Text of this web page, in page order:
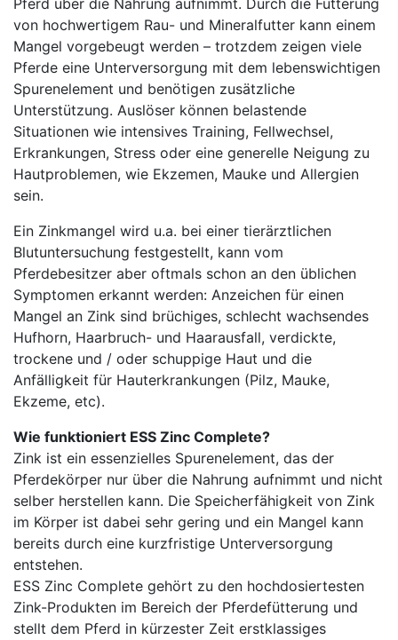
Pferd über die Nahrung aufnimmt. Durch die Fütterung
von hochwertigem Rau- und Mineralfutter kann einem
Mangel vorgebeugt werden – trotzdem zeigen viele
Pferde eine Unterversorgung mit dem lebenswichtigen
Spurenelement und benötigen zusätzliche
Unterstützung. Auslöser können belastende
Situationen wie intensives Training, Fellwechsel,
Erkrankungen, Stress oder eine generelle Neigung zu
Hautproblemen, wie Ekzemen, Mauke und Allergien
sein.
Ein Zinkmangel wird u.a. bei einer tierärztlichen
Blutuntersuchung festgestellt, kann vom
Pferdebesitzer aber oftmals schon an den üblichen
Symptomen erkannt werden: Anzeichen für einen
Mangel an Zink sind brüchiges, schlecht wachsendes
Hufhorn, Haarbruch- und Haarausfall, verdickte,
trockene und / oder schuppige Haut und die
Anfälligkeit für Hauterkrankungen (Pilz, Mauke,
Ekzeme, etc).
Wie funktioniert ESS Zinc Complete?
Zink ist ein essenzielles Spurenelement, das der
Pferdekörper nur über die Nahrung aufnimmt und nicht
selber herstellen kann. Die Speicherfähigkeit von Zink
im Körper ist dabei sehr gering und ein Mangel kann
bereits durch eine kurzfristige Unterversorgung
entstehen.
ESS Zinc Complete gehört zu den hochdosiertesten
Zink-Produkten im Bereich der Pferdefütterung und
stellt dem Pferd in kürzester Zeit erstklassiges